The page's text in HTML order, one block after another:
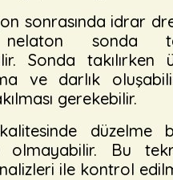
sonrasında idrar
sonda
Sonda takılırken
ve darlık
gerekebilir.
düzelme
olmayabilir. Bu
ile kontrol